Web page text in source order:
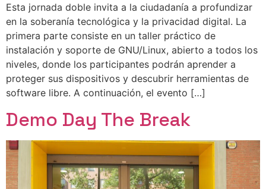
Esta jornada doble invita a la ciudadanía a profundizar
en la soberanía tecnológica y la privacidad digital. La
primera parte consiste en un taller práctico de
instalación y soporte de GNU/Linux, abierto a todos los
niveles, donde los participantes podrán aprender a
proteger sus dispositivos y descubrir herramientas de
software libre. A continuación, el evento […]
Demo Day The Break